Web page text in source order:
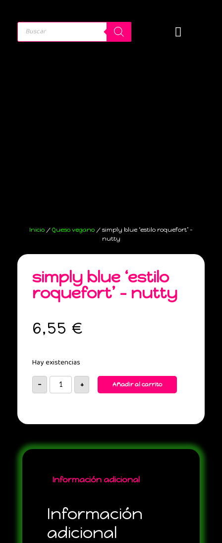
Inicio / Queso vegano / simply blue ‘estilo roquefort’ –
nutty
simply blue ‘estilo
roquefort’ – nutty
6,55 €
Hay existencias
- + Añadir al carrito
Información adicional
Información
adicional